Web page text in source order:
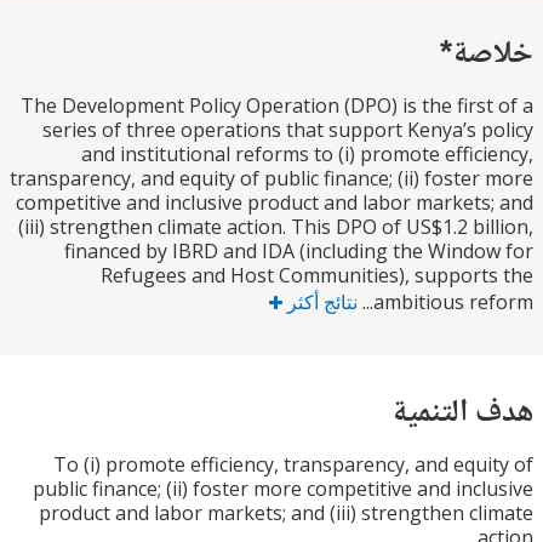
The Development Policy Operation (DPO) is the
series of three operations that support Kenya’s
and institutional reforms to (i) promote
transparency, and equity of public finance; (ii)
competitive and inclusive product and labor
(iii) strengthen climate action. This DPO of US$1.2
financed by IBRD and IDA (including the
Refugees and Host Communities),
ambitious نتائج أكثر
To (i) promote efficiency, transparency, and
public finance; (ii) foster more competitive and
product and labor markets; and (iii) strengthen